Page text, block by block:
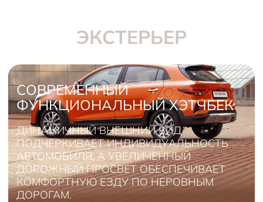
ЭКСТЕРЬЕР
СОВРЕМЕННЫЙ
ФУНКЦИОНАЛЬНЫЙ ХЭТЧБЕК
ДИНАМИЧНЫЙ ВНЕШНИЙ ВИД
ПОДЧЕРКИВАЕТ ИНДИВИДУАЛЬНОСТЬ
АВТОМОБИЛЯ, А УВЕЛИЧЕННЫЙ
ДОРОЖНЫЙ ПРОСВЕТ ОБЕСПЕЧИВАЕТ
КОМФОРТНУЮ ЕЗДУ ПО НЕРОВНЫМ
ДОРОГАМ.